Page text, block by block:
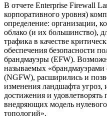
В отчете Enterprise Firewall
корпоративного уровня)
определение: организации,
облако (и их большинство),
трафика в качестве
обеспечения безопасности
брандмауэры (EFW).
называемых
(NGFW), расширились и
изменения ландшафта угроз,
достижения и удовлетворять
внедряющих модель
топологий».